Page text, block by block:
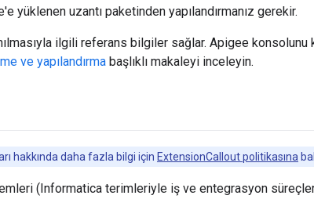
yüklenen uzantı paketinden yapılandırmanız gerekir.
ilgili referans bilgiler sağlar. Apigee konsolunu
ve yapılandırma başlıklı makaleyi inceleyin.
hakkında daha fazla bilgi için ExtensionCallout politikasına
(Informatica terimleriyle iş ve entegrasyon